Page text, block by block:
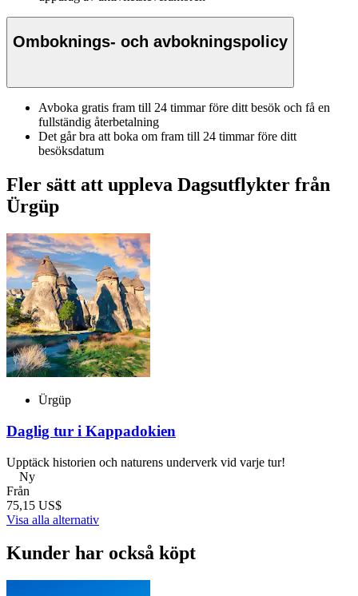
Omboknings- och avbokningspolicy
Avboka gratis fram till 24 timmar före ditt besök och få en
fullständig återbetalning
Det går bra att boka om fram till 24 timmar före ditt
besöksdatum
Fler sätt att uppleva Dagsutflykter från
Ürgüp
Ürgüp
Daglig tur i Kappadokien
Upptäck historien och naturens underverk vid varje tur!
Ny
Från
75,15 US$
Visa alla alternativ
Kunder har också köpt